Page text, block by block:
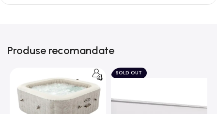
Produse recomandate
SOLD OUT